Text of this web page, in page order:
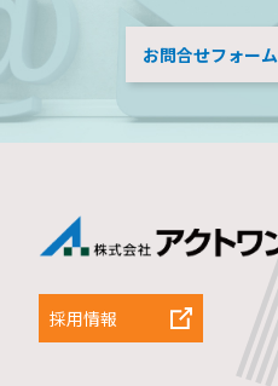
お問合せフォーム
採用情報